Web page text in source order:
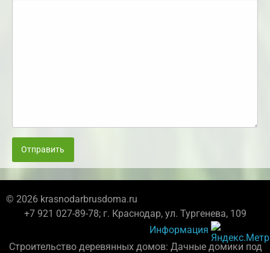
Отправить
© 2026 krasnodarbrusdoma.ru
+7 921 027-89-78; г. Краснодар, ул. Тургенева, 109
Информация
Строительство деревянных домов: Дачные домики под